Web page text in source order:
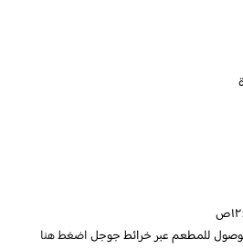
للمطعم عبر خرائط جوجلاضغط هنا